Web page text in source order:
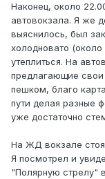
Наконец, около
автовокзала. Я же
выяснилось, был
холодновато
утеплиться. На
предлагающие
пешком, благо
пути делая разные
уже достаточно
На ЖД вокзале
Я посмотрел и
"Полярную стрелу"